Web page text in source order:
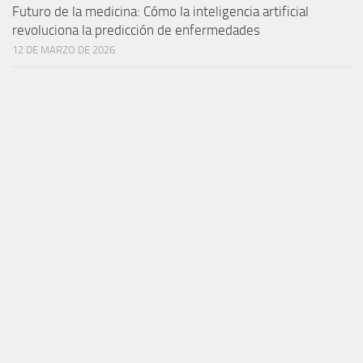
Futuro de la medicina: Cómo la inteligencia artificial
revoluciona la predicción de enfermedades
12 DE MARZO DE 2026